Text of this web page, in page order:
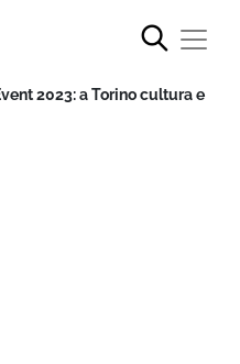
2023: a Torino cultura e